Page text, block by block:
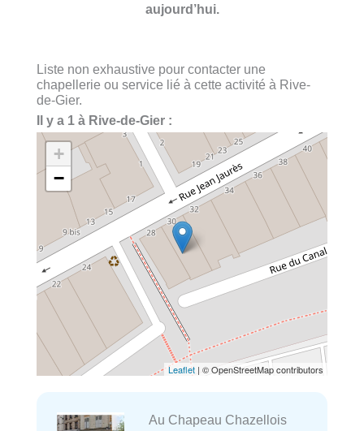
aujourd’hui.
Liste non exhaustive pour contacter une
chapellerie ou service lié à cette activité à Rive-
de-Gier.
Il y a 1 à Rive-de-Gier :
+
−
Leaflet | © OpenStreetMap contributors
Au Chapeau Chazellois